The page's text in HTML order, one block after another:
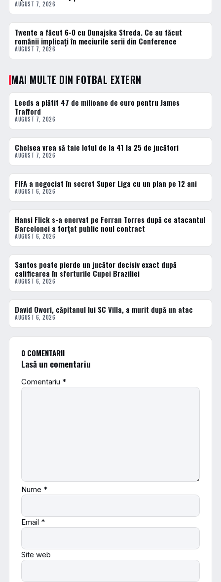
AUGUST 7, 2026
3 · TOP
Twente a făcut 6-0 cu Dunajska Streda. Ce au făcut
românii implicați în meciurile serii din Conference
AUGUST 7, 2026
MAI MULTE DIN FOTBAL EXTERN
FOTBAL EXTERN
Leeds a plătit 47 de milioane de euro pentru James
Trafford
AUGUST 7, 2026
FOTBAL EXTERN
Chelsea vrea să taie lotul de la 41 la 25 de jucători
AUGUST 7, 2026
FOTBAL EXTERN
FIFA a negociat în secret Super Liga cu un plan pe 12 ani
AUGUST 6, 2026
FOTBAL EXTERN
Hansi Flick s-a enervat pe Ferran Torres după ce atacantul
Barcelonei a forțat public noul contract
AUGUST 6, 2026
FOTBAL EXTERN
Santos poate pierde un jucător decisiv exact după
calificarea în sferturile Cupei Braziliei
AUGUST 6, 2026
DIVERSE
David Owori, căpitanul lui SC Villa, a murit după un atac
AUGUST 6, 2026
0 COMENTARII
Lasă un comentariu
Comentariu *
Nume *
Email *
Site web